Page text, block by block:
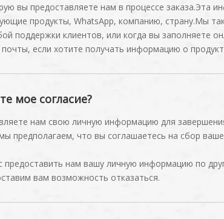
вы предоставляете нам в процессе заказа.Эта
продукты, WhatsApp, компанию, страну.Мы
поддержки клиентов, или когда вы заполняете
почты, если хотите получать информацию о
мое согласие?
нам свою личную информацию для
предполагаем, что вы соглашаетесь на сбор
предоставить нам вашу личную информацию по
вам возможность отказаться.